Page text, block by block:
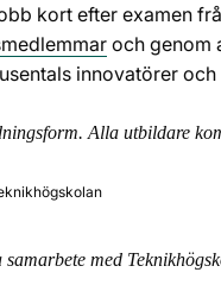
kort efter examen
och genom
innovatörer
Alla utbildare
med